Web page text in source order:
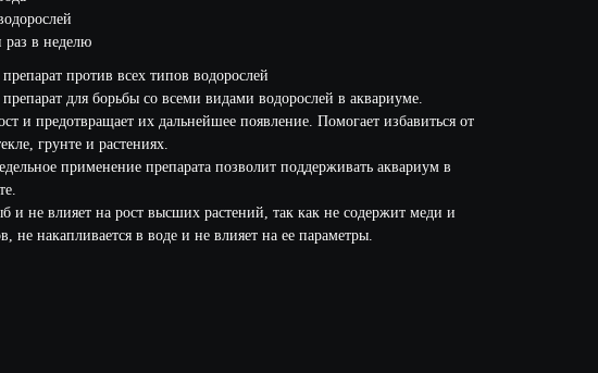
раз в неделю
против всех типов водорослей
для борьбы со всеми видами водорослей в аквариуме.
и предотвращает их дальнейшее появление. Помогает избавиться от
грунте и растениях.
применение препарата позволит поддерживать аквариум в
и не влияет на рост высших растений, так как не содержит меди и
не накапливается в воде и не влияет на ее параметры.